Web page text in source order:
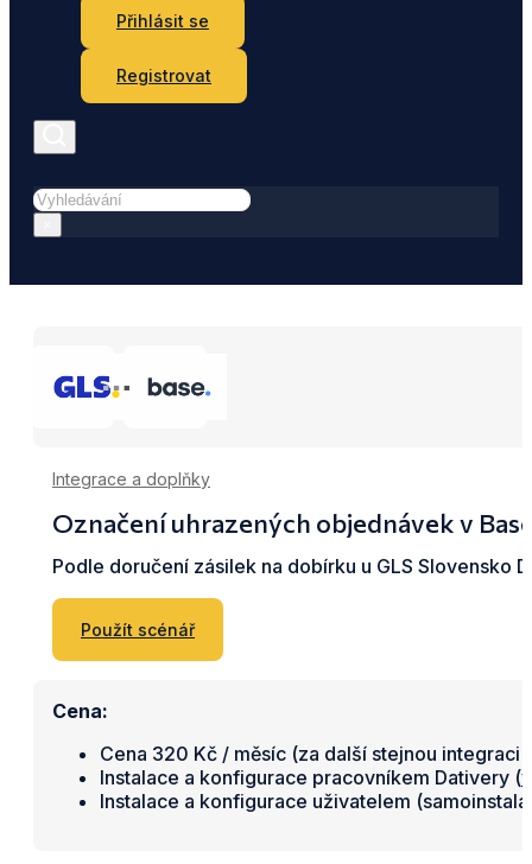
Přihlásit se
Registrovat
Hledat
Integrace a doplňky
Označení uhrazených objednávek v
Podle doručení zásilek na dobírku u GLS Slovensko
Použít scénář
Cena:
Cena 320 Kč / měsíc (za další stejnou integraci
Instalace a konfigurace pracovníkem Dativery (
Instalace a konfigurace uživatelem